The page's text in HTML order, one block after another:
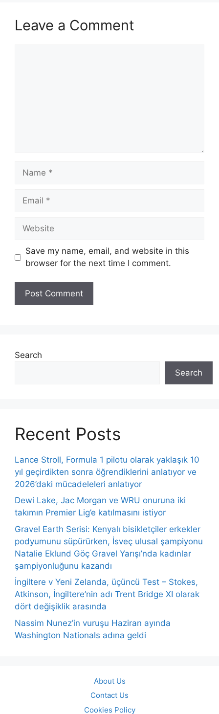
Leave a Comment
Name
Email
Website
Save my name, email, and website in this
browser for the next time I comment.
Search
Search
Recent Posts
Lance Stroll, Formula 1 pilotu olarak yaklaşık 10
yıl geçirdikten sonra öğrendiklerini anlatıyor ve
2026’daki mücadeleleri anlatıyor
Dewi Lake, Jac Morgan ve WRU onuruna iki
takımın Premier Lig’e katılmasını istiyor
Gravel Earth Serisi: Kenyalı bisikletçiler erkekler
podyumunu süpürürken, İsveç ulusal şampiyonu
Natalie Eklund Göç Gravel Yarışı’nda kadınlar
şampiyonluğunu kazandı
İngiltere v Yeni Zelanda, üçüncü Test – Stokes,
Atkinson, İngiltere’nin adı Trent Bridge XI olarak
dört değişiklik arasında
Nassim Nunez’in vuruşu Haziran ayında
Washington Nationals adına geldi
About Us
Contact Us
Cookies Policy